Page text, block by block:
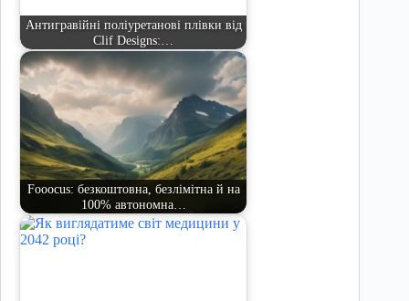
Антигравійні поліуретанові плівки від
Clif Designs:…
Fooocus: безкоштовна, безлімітна й на
100% автономна…